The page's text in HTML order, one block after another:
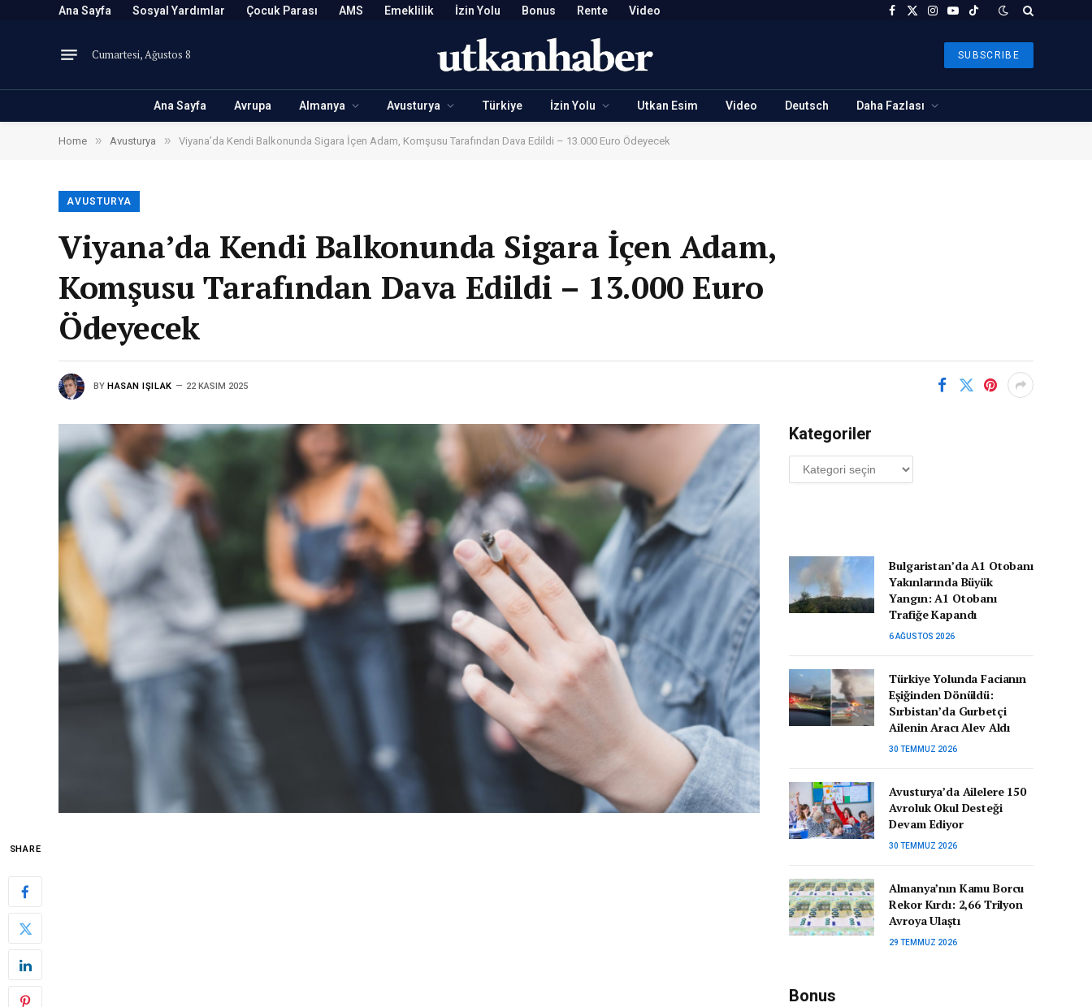
Ana Sayfa Sosyal Yardımlar Çocuk Parası AMS Emeklilik İzin Yolu Bonus Rente Video Facebook
X
Instagram
YouTubeTikTok
Cumartesi, Ağustos 8 SUBSCRIBE
Ana Sayfa Avrupa Almanya Avusturya Türkiye İzin Yolu Utkan Esim Video Deutsch Daha Fazlası
Home » Avusturya » Viyana’da Kendi Balkonunda Sigara İçen Adam, Komşusu Tarafından Dava Edildi – 13.000 Euro Ödeyecek
AVUSTURYA
Viyana’da Kendi Balkonunda Sigara İçen Adam,
Komşusu Tarafından Dava Edildi – 13.000 Euro
Ödeyecek
BY HASAN IŞILAK 22 KASIM 2025
SHARE
Kategoriler
Kategoriler
Bulgaristan’da A1 Otobanı
Yakınlarında Büyük
Yangın: A1 Otobanı
Trafiğe Kapandı
6 AĞUSTOS 2026
Türkiye Yolunda Facianın
Eşiğinden Dönüldü:
Sırbistan’da Gurbetçi
Ailenin Aracı Alev Aldı
30 TEMMUZ 2026
Avusturya’da Ailelere 150
Avroluk Okul Desteği
Devam Ediyor
30 TEMMUZ 2026
Almanya’nın Kamu Borcu
Rekor Kırdı: 2,66 Trilyon
Avroya Ulaştı
29 TEMMUZ 2026
Bonus